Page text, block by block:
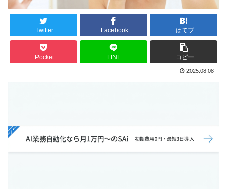
Twitter Facebook はてブ
Pocket LINE コピー
2025.08.08